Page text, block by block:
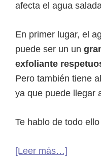
afecta el agua
En primer lugar, el
puede ser un un
exfoliante
Pero también tiene
ya que puede llegar
Te hablo de todo
[Leer más…]